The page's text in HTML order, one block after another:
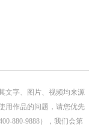
文字、图片、视频均来源
用作品的问题，请您优先
880-9888），我们会第